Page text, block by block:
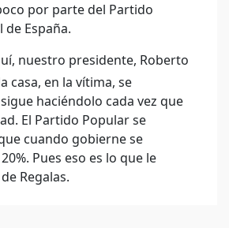
por parte del Partido
de España.
nuestro presidente, Roberto
casa, en la vítima, se
haciéndolo cada vez que
El Partido Popular se
cuando gobierne se
Pues eso es lo que le
Regalas.